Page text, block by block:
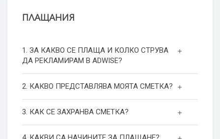
ПЛАЩАНИЯ
1. ЗА КАКВО СЕ ПЛАЩА И КОЛКО СТРУВА
ДА РЕКЛАМИРАМ В ADWISE?
2. КАКВО ПРЕДСТАВЛЯВА МОЯТА СМЕТКА?
3. КАК СЕ ЗАХРАНВА СМЕТКА?